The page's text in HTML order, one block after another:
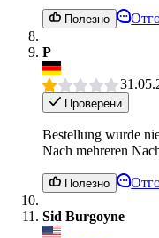
Полезно
P
Проверени
Bestellung wurde
Nach mehreren
Полезно
Sid Burgoyne